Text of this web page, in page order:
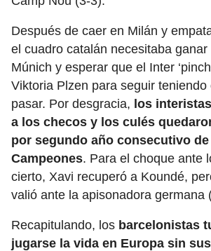
Después de caer en Milán y
el cuadro catalán necesitaba
Múnich y esperar que el Inter
Viktoria Plzen para seguir teniendo
pasar. Por desgracia, los
a los checos y los culés
por segundo año consecutivo
Campeones. Para el choque ante
cierto, Xavi recuperó a Koundé,
valió ante la apisonadora germana
Recapitulando, los barcelonistas
jugarse la vida en Europa sin